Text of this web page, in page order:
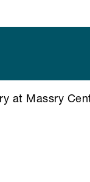
at Massry